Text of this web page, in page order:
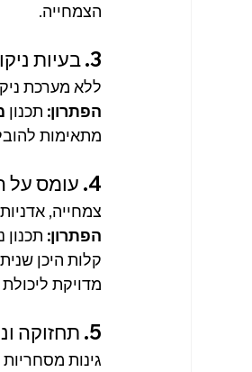
הצמחייה.
3. בעיות ניקוז
ללא מערכת
הפתרון: תכנון
מתאימות
4. עומס על המבנה
צמחייה,
הפתרון:
קלות היכן
מדויקת
5. תחזוקה וניהול צמחייה
גינות